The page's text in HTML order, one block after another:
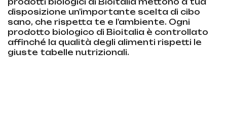
disposizione un'importante scelta di cibo
sano, che rispetta te e l'ambiente. Ogni
prodotto biologico di Bioitalia è controllato
affinché la qualità degli alimenti rispetti le
giuste tabelle nutrizionali.